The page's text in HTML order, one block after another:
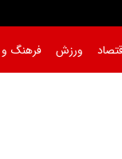
ورزش فرهنگ و